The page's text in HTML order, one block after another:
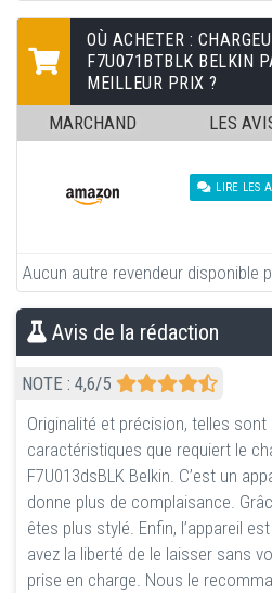
OÙ ACHETER :
F7U071BTBLK BELKIN
MEILLEUR PRIX ?
MARCHAND LES
LIRE LES
Aucun autre revendeur disponible
Avis de la rédaction
NOTE : 4,6/5
Originalité et précision, telles sont
caractéristiques que requiert le
F7U013dsBLK Belkin. C’est un
donne plus de complaisance.
êtes plus stylé. Enfin, l’appareil
avez la liberté de le laisser sans
prise en charge. Nous le